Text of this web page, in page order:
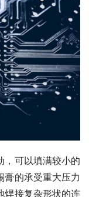
，可以填满较小的
膏的承受重大压力
焊接复杂形状的连